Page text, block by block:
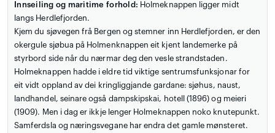
Innseiling og maritime forhold: Holmeknappen ligger midt
langs Herdlefjorden.
Kjem du sjøvegen frå Bergen og stemner inn Herdlefjorden, er den
okergule sjøbua på Holmenknappen eit kjent landemerke på
styrbord side når du nærmar deg den vesle strandstaden.
Holmeknappen hadde i eldre tid viktige sentrumsfunksjonar for
eit vidt oppland av dei kringliggjande gardane: sjøhus, naust,
landhandel, seinare også dampskipskai, hotell (1896) og meieri
(1909). Men i dag er ikkje lenger Holmeknappen noko knutepunkt.
Samferdsla og næringsvegane har endra det gamle mønsteret.